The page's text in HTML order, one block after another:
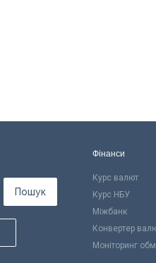
Пошук
Фінанси
Курс валют
Курс НБУ
Міжбанк
Конвертер
Моніторинг